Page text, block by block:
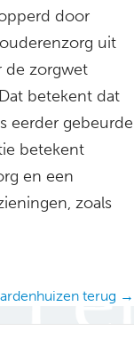
door
uit
de zorgwet
betekent dat
eerder gebeurde
betekent
en een
zoals
terug →